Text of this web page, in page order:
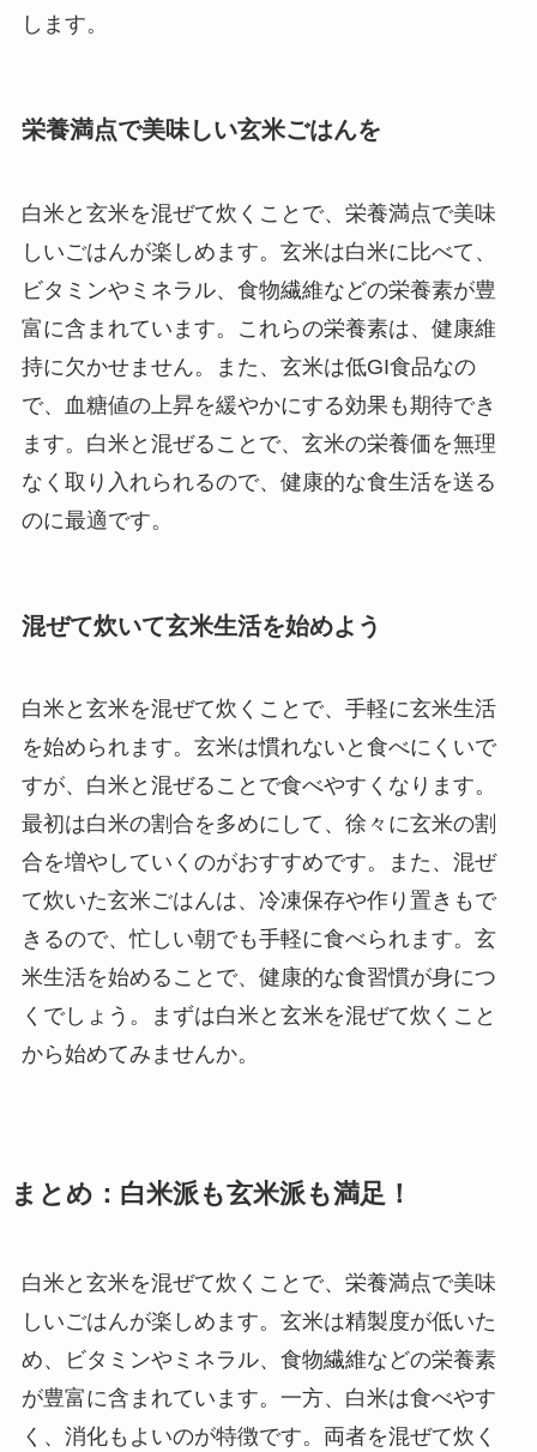
します。
栄養満点で美味しい玄米ごはんを
白米と玄米を混ぜて炊くことで、栄養満点で美味
しいごはんが楽しめます。玄米は白米に比べて、
ビタミンやミネラル、食物繊維などの栄養素が豊
富に含まれています。これらの栄養素は、健康維
持に欠かせません。また、玄米は低GI食品なの
で、血糖値の上昇を緩やかにする効果も期待でき
ます。白米と混ぜることで、玄米の栄養価を無理
なく取り入れられるので、健康的な食生活を送る
のに最適です。
混ぜて炊いて玄米生活を始めよう
白米と玄米を混ぜて炊くことで、手軽に玄米生活
を始められます。玄米は慣れないと食べにくいで
すが、白米と混ぜることで食べやすくなります。
最初は白米の割合を多めにして、徐々に玄米の割
合を増やしていくのがおすすめです。また、混ぜ
て炊いた玄米ごはんは、冷凍保存や作り置きもで
きるので、忙しい朝でも手軽に食べられます。玄
米生活を始めることで、健康的な食習慣が身につ
くでしょう。まずは白米と玄米を混ぜて炊くこと
から始めてみませんか。
まとめ：白米派も玄米派も満足！
白米と玄米を混ぜて炊くことで、栄養満点で美味
しいごはんが楽しめます。玄米は精製度が低いた
め、ビタミンやミネラル、食物繊維などの栄養素
が豊富に含まれています。一方、白米は食べやす
く、消化もよいのが特徴です。両者を混ぜて炊く